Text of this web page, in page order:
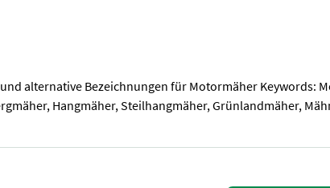
alternative Bezeichnungen für Motormäher Keywords:
Hangmäher, Steilhangmäher, Grünlandmäher,
4.00-8 Neu *160cm Fingerbalken *Motormäher